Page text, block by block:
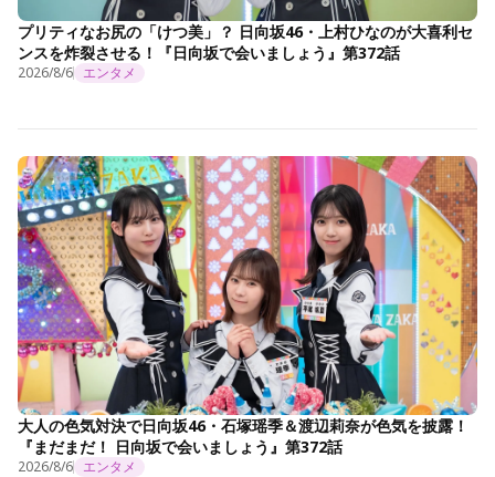
プリティなお尻の「けつ美」？ 日向坂46・上村ひなのが大喜利セ
ンスを炸裂させる！『日向坂で会いましょう』第372話
2026/8/6 エンタメ
大人の色気対決で日向坂46・石塚瑶季＆渡辺莉奈が色気を披露！
『まだまだ！ 日向坂で会いましょう』第372話
2026/8/6 エンタメ